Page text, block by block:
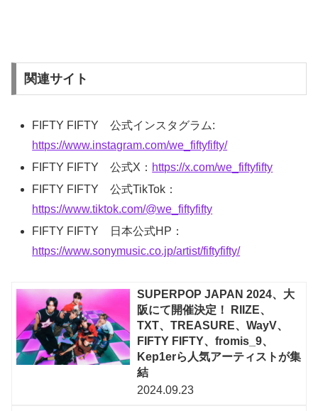
関連サイト
FIFTY FIFTY 公式インスタグラム:
https://www.instagram.com/we_fiftyfifty/
FIFTY FIFTY 公式X： https://x.com/we_fiftyfifty
FIFTY FIFTY 公式TikTok：
https://www.tiktok.com/@we_fiftyfifty
FIFTY FIFTY 日本公式HP：
https://www.sonymusic.co.jp/artist/fiftyfifty/
SUPERPOP JAPAN 2024、大
阪にて開催決定！ RIIZE、
TXT、TREASURE、WayV、
FIFTY FIFTY、fromis_9、
Kep1erら人気アーティストが集
結
2024.09.23